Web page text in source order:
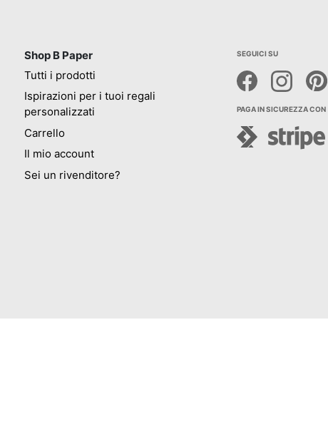
Shop B Paper
Tutti i prodotti
Ispirazioni per i tuoi regali
personalizzati
Carrello
Il mio account
Sei un rivenditore?
SEGUICI SU
PAGA IN SICUREZZA CON